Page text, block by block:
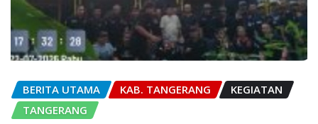
BERITA UTAMA KAB. TANGERANG
KEGIATAN
TANGERANG